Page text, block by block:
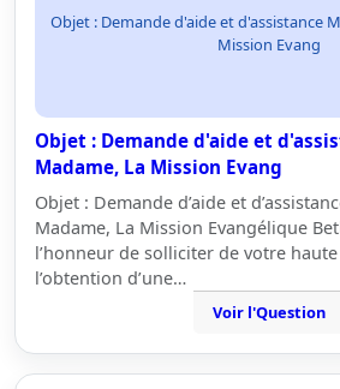
Objet : Demande d'aide et d'assistance
Mission Evang
Objet : Demande d'aide et
Madame, La Mission Evang
Objet : Demande d’aide et
Madame, La Mission Evangélique
l’honneur de solliciter de votre
l’obtention d’une…
Voir l'Question